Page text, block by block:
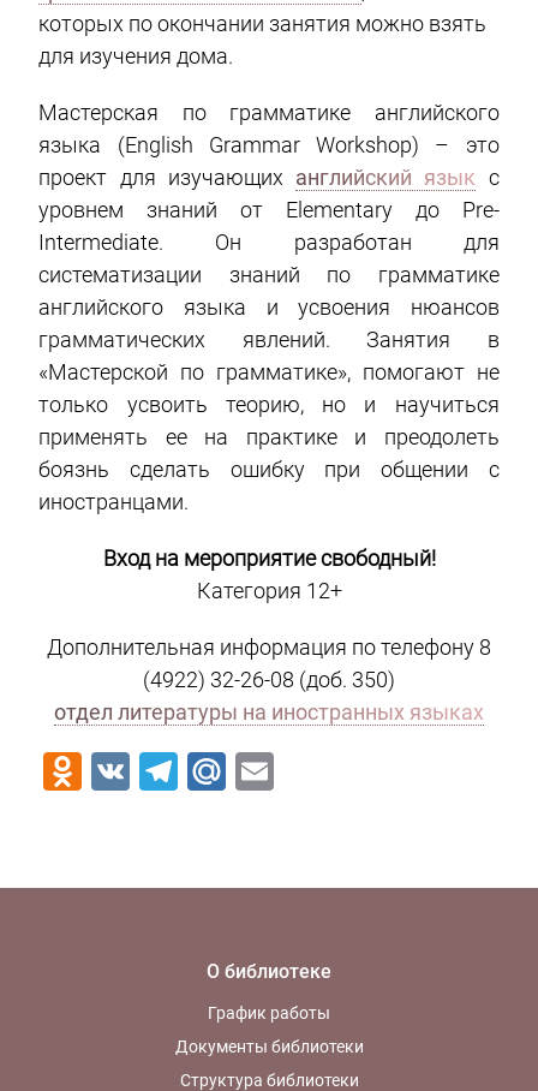
которых по окончании занятия можно взять
для изучения дома.
Мастерская по грамматике английского
языка (English Grammar Workshop) – это
проект для изучающих английский язык с
уровнем знаний от Elementary до Pre-
Intermediate. Он разработан для
систематизации знаний по грамматике
английского языка и усвоения нюансов
грамматических явлений. Занятия в
«Мастерской по грамматике», помогают не
только усвоить теорию, но и научиться
применять ее на практике и преодолеть
боязнь сделать ошибку при общении с
иностранцами.
Вход на мероприятие свободный!
Категория 12+
Дополнительная информация по телефону 8
(4922) 32-26-08 (доб. 350)
отдел литературы на иностранных языках
Odnoklassniki
VK Telegram
Mail.Ru
О библиотеке
График работы
Документы библиотеки
Структура библиотеки